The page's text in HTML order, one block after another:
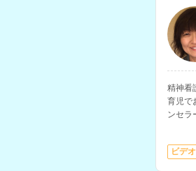
精神看
育児で
ンセラ
入れ
ビデオ